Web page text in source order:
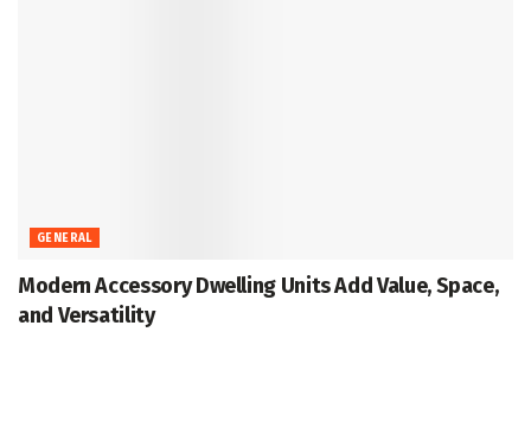
GENERAL
Modern Accessory Dwelling Units Add Value, Space,
and Versatility